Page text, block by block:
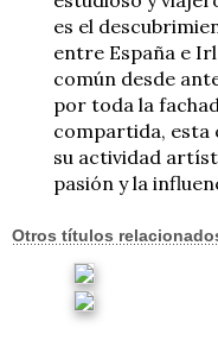
es el
entre España e
común desde
por toda la
compartida, esta
su actividad
pasión y la
Otros títulos